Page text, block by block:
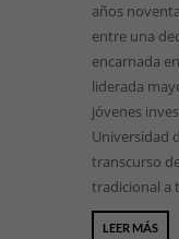
años
entre una
encarnada
liderada
jóvenes
Universidad
transcurso
tradicional a
LEER MÁS